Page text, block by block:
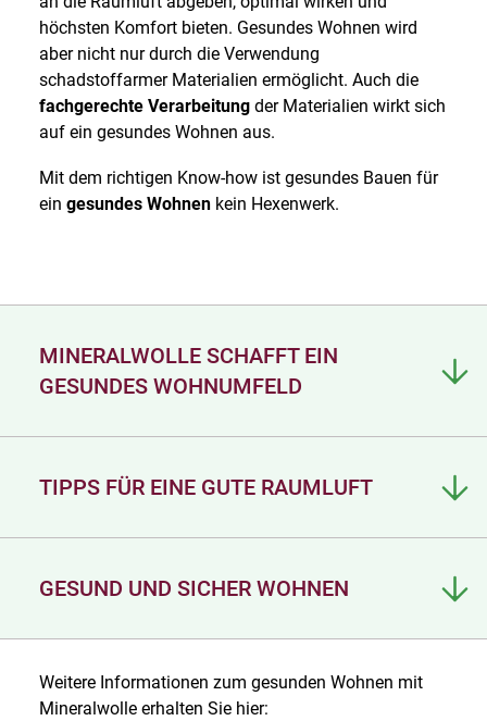
höchsten Komfort bieten. Gesundes Wohnen wird
aber nicht nur durch die Verwendung
schadstoffarmer Materialien ermöglicht. Auch die
fachgerechte Verarbeitung der Materialien wirkt sich
auf ein gesundes Wohnen aus.
Mit dem richtigen Know-how ist gesundes Bauen für
ein gesundes Wohnen kein Hexenwerk.
MINERALWOLLE SCHAFFT EIN
GESUNDES WOHNUMFELD
TIPPS FÜR EINE GUTE RAUMLUFT
GESUND UND SICHER WOHNEN
Weitere Informationen zum gesunden Wohnen mit
Mineralwolle erhalten Sie hier: